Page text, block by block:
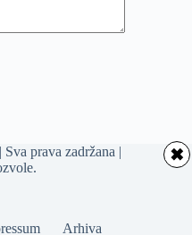
prava zadržana |
Arhiva
✖